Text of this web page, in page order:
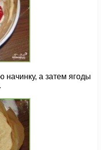
начинку, а затем ягоды